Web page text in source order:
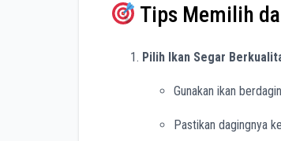
Tips Memilih
Pilih Ikan Segar
Gunakan ikan
Pastikan dagingnya